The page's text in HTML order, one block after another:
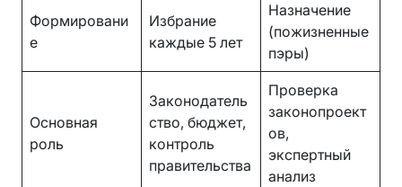
Формировани
е
Избрание
каждые 5 лет
Назначение
(пожизненные
пэры)
Основная
роль
Законодатель
ство, бюджет,
контроль
правительства
Проверка
законопроект
ов,
экспертный
анализ